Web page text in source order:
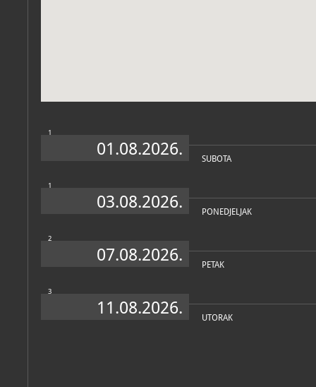
1
01.08.2026. SUBOTA
1
03.08.2026. PONEDJELJAK
2
07.08.2026. PETAK
3
11.08.2026. UTORAK